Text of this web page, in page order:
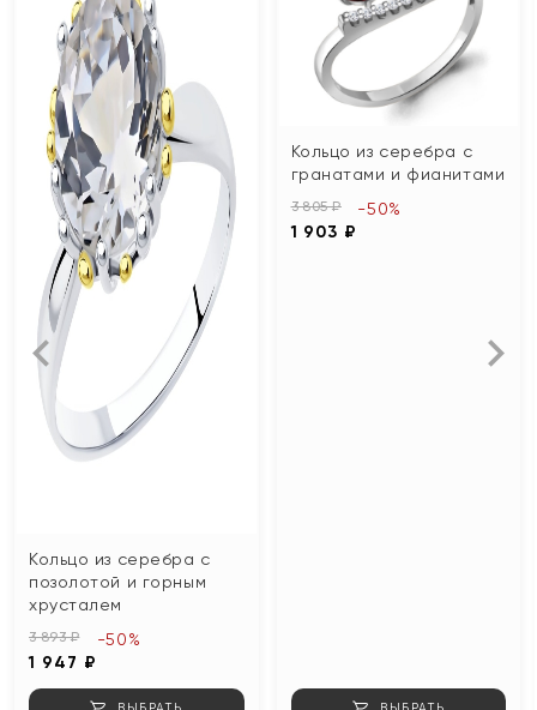
Кольцо из серебра с
позолотой и горным
хрусталем
3 893 ₽
1 947 ₽
-50%
Кольцо из серебра с
гранатами и фианитами
3 805 ₽
1 903 ₽
-50%